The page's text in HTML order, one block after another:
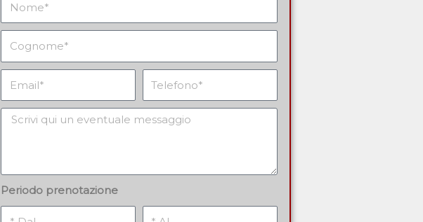
Messaggio
Periodo prenotazione